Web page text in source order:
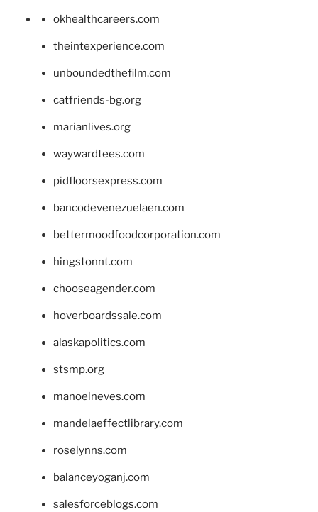
okhealthcareers.com
theintexperience.com
unboundedthefilm.com
catfriends-bg.org
marianlives.org
waywardtees.com
pidfloorsexpress.com
bancodevenezuelaen.com
bettermoodfoodcorporation.com
hingstonnt.com
chooseagender.com
hoverboardssale.com
alaskapolitics.com
stsmp.org
manoelneves.com
mandelaeffectlibrary.com
roselynns.com
balanceyoganj.com
salesforceblogs.com